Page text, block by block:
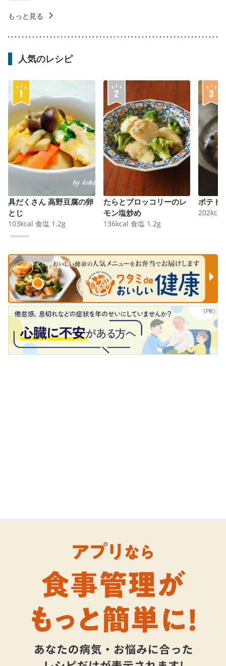
もっと見る
人気のレシピ
具だくさん 高野豆腐の卵
とじ
103kcal 食塩 1.2g
たらとブロッコリーのレ
モン塩炒め
136kcal 食塩 1.2g
ポテト
202kcal